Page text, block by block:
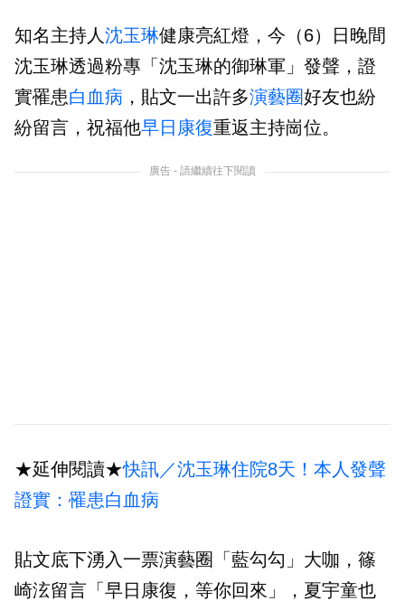
知名主持人沈玉琳健康亮紅燈，今（6）日晚間
沈玉琳透過粉專「沈玉琳的御琳軍」發聲，證
實罹患白血病 ，貼文一出許多演藝圈好友也紛
紛留言，祝福他早日康復重返主持崗位。
廣告 - 請繼續往下閱讀
★延伸閱讀★快訊／沈玉琳住院8天！本人發聲
證實：罹患白血病
貼文底下湧入一票演藝圈「藍勾勾」大咖，篠
崎泫留言「早日康復，等你回來」，夏宇童也